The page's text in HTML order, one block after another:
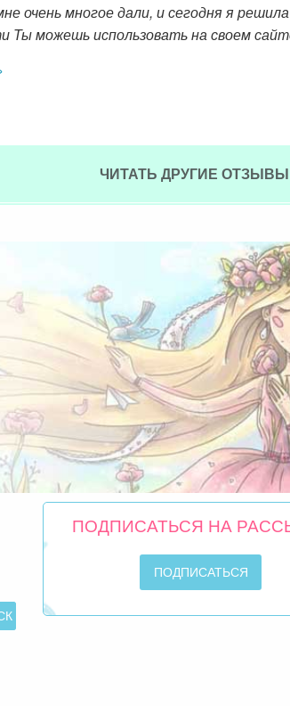
очень многое дали, и сегодня я
Ты можешь использовать на своем
ЧИТАТЬ ДРУГИЕ ОТЗЫВЫ
ПОДПИСАТЬСЯ НА